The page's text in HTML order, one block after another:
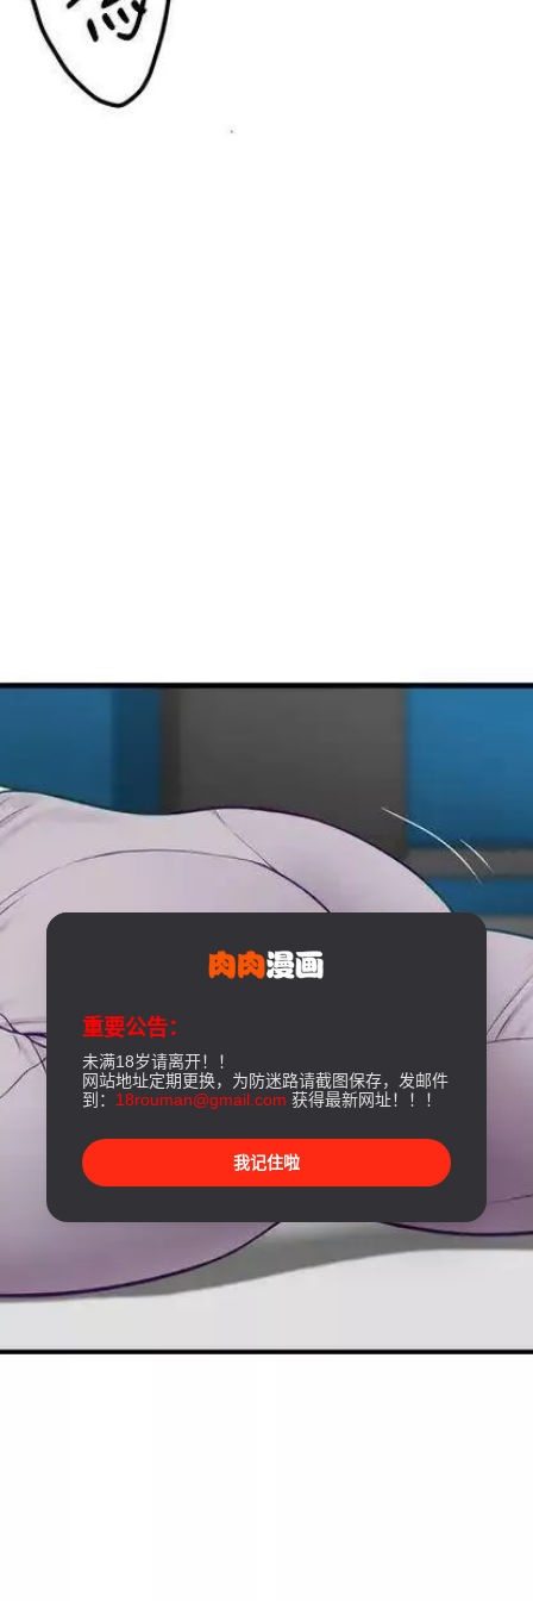
重要公告：
未满18岁请离开！！
网站地址定期更换，为防迷路请截图保存，发邮件
到： 18rouman@gmail.com 获得最新网址！！！
我记住啦